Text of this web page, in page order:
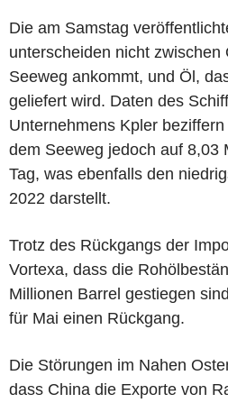
Die am Samstag
unterscheiden nicht zwischen
Seeweg ankommt, und Öl,
geliefert wird. Daten des
Unternehmens Kpler
dem Seeweg jedoch auf 8,03
Tag, was ebenfalls den
2022 darstellt.
Trotz des Rückgangs der
Vortexa, dass die
Millionen Barrel gestiegen
für Mai einen Rückgang.
Die Störungen im Nahen
dass China die Exporte von